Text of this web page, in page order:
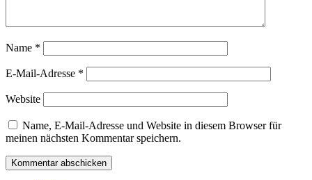
Name *
E-Mail-Adresse *
Website
Name, E-Mail-Adresse und Website in diesem Browser für
meinen nächsten Kommentar speichern.